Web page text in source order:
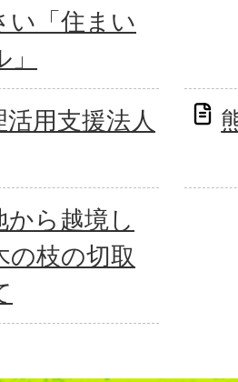
い「住まい
用支援法人
から越境し
の枝の切取